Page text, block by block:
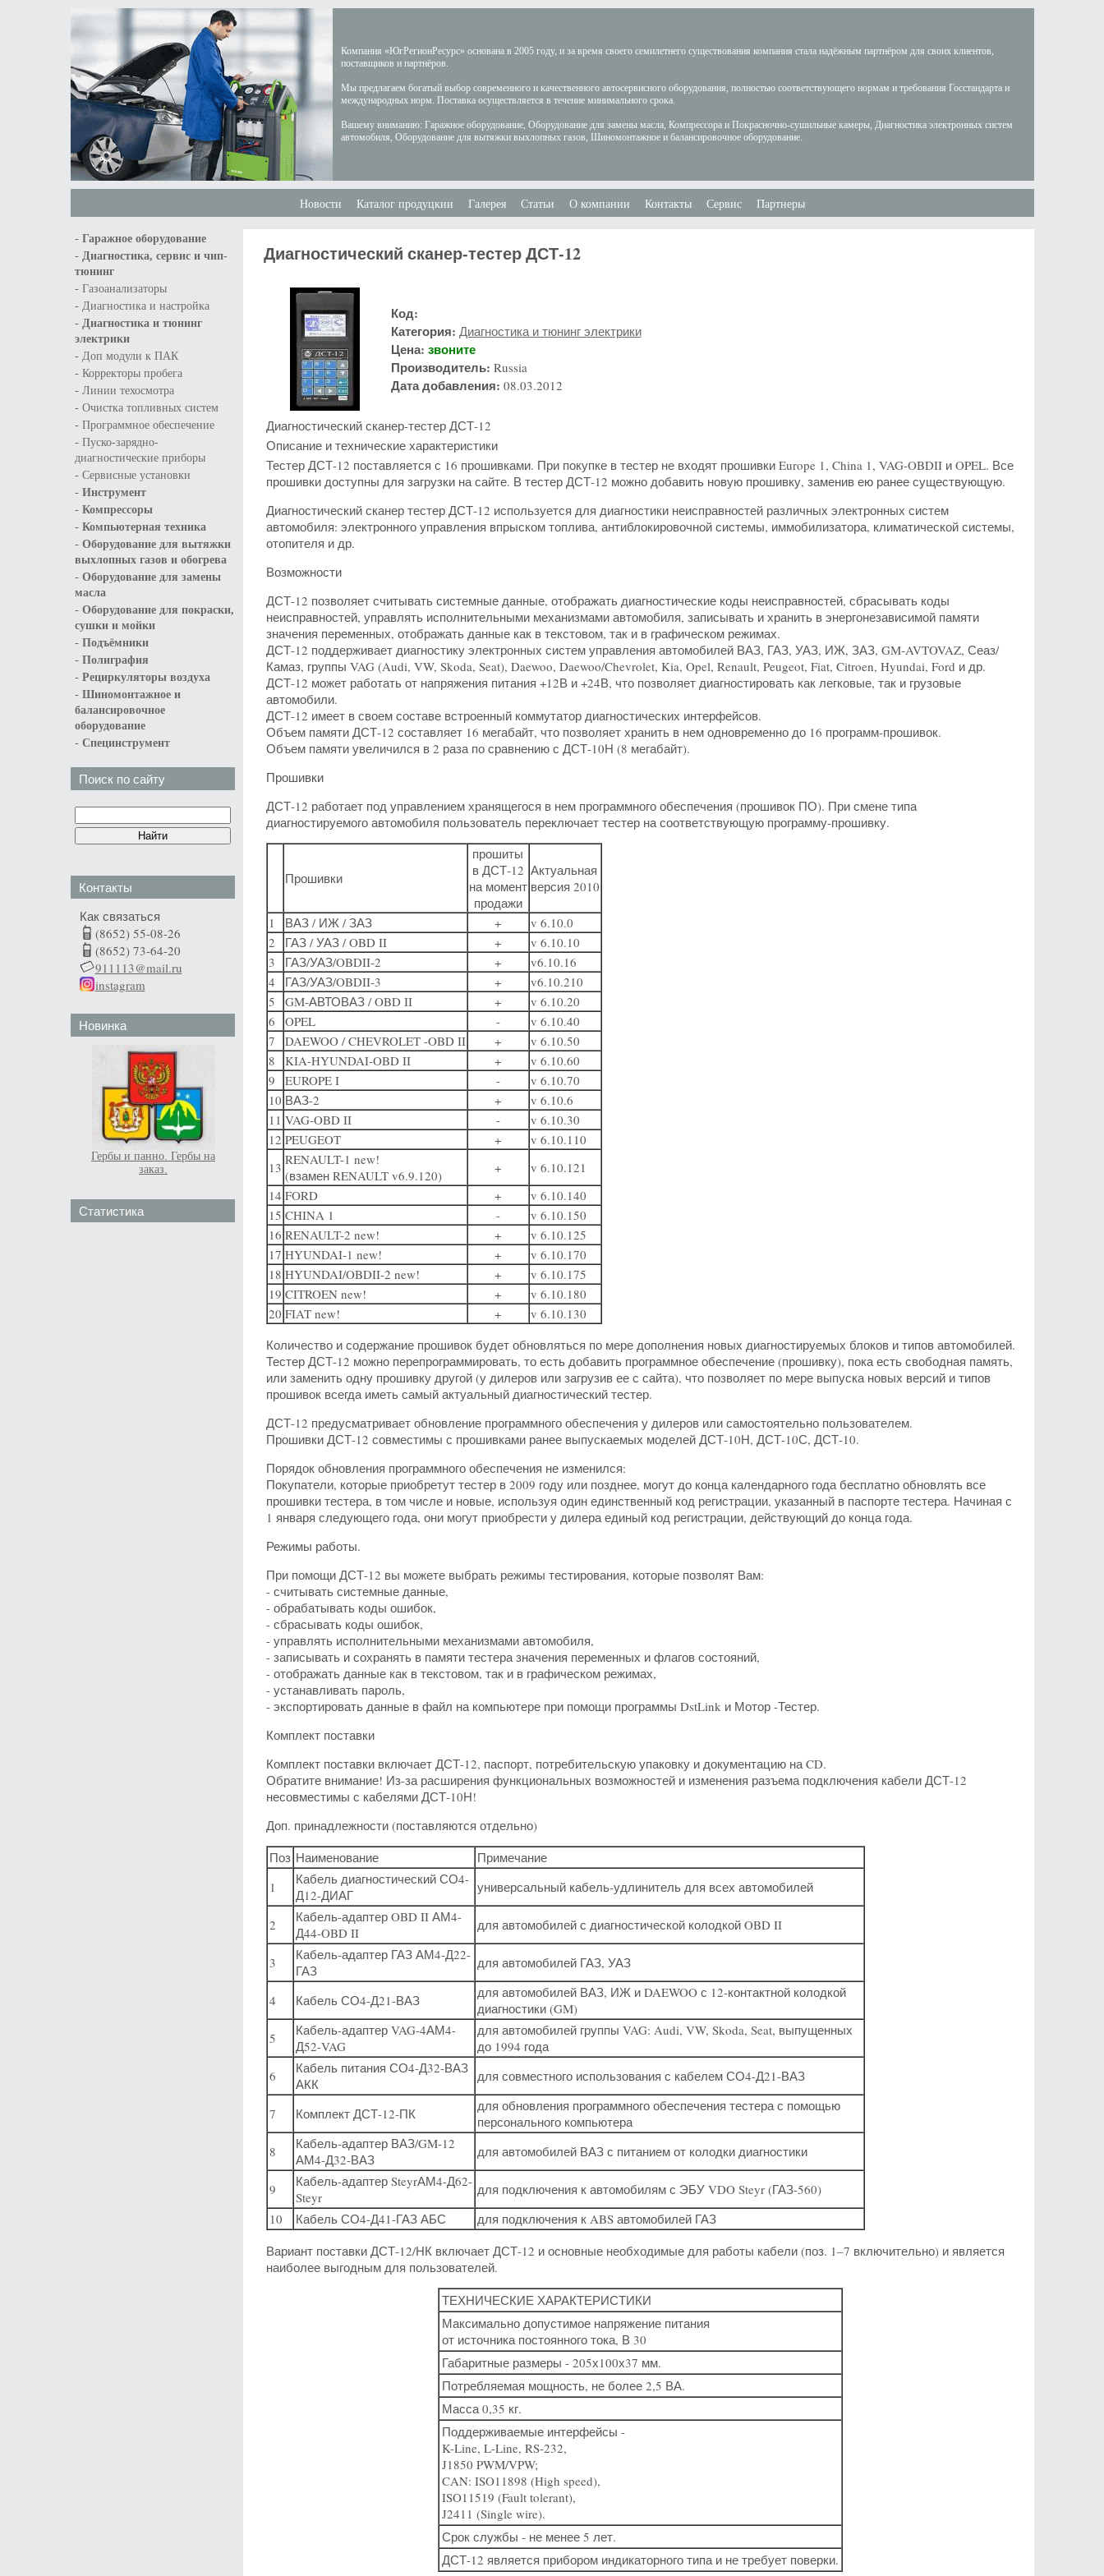
Компания «ЮгРегионРесурс» основана в 2005 году, и за время своего семилетнего существования компания стала надёжным партнёром для своих клиентов,
поставщиков и партнёров.
Мы предлагаем богатый выбор современного и качественного автосервисного оборудования, полностью соответствующего нормам и требования Госстандарта и
международных норм. Поставка осуществляется в течение минимального срока.
Вашему вниманию: Гаражное оборудование, Оборудование для замены масла, Компрессора и Покрасночно-сушильные камеры, Диагностика электронных систем
автомобиля, Оборудование для вытяжки выхлопных газов, Шиномонтажное и балансировочное оборудование.
Новости Каталог продуцкии Галерея Статьи О компании Контакты Сервис Партнеры
- Гаражное оборудование
- Диагностика, сервис и чип-
тюнинг
- Газоанализаторы
- Диагностика и настройка
- Диагностика и тюнинг
электрики
- Доп модули к ПАК
- Корректоры пробега
- Линии техосмотра
- Очистка топливных систем
- Программное обеспечение
- Пуско-зарядно-
диагностические приборы
- Сервисные установки
- Инструмент
- Компрессоры
- Компьютерная техника
- Оборудование для вытяжки
выхлопных газов и обогрева
- Оборудование для замены
масла
- Оборудование для покраски,
сушки и мойки
- Подъёмники
- Полиграфия
- Рециркуляторы воздуха
- Шиномонтажное и
балансировочное
оборудование
- Специнструмент
Поиск по сайту
Контакты
Как связаться
(8652) 55-08-26
(8652) 73-64-20
911113@mail.ru
instagram
Новинка
Гербы и панно. Гербы на
заказ.
Статистика
Диагностический сканер-тестер ДСТ-12
Код:
Категория: Диагностика и тюнинг электрики
Цена: звоните
Производитель: Russia
Дата добавления: 08.03.2012
Диагностический сканер-тестер ДСТ-12
Описание и технические характеристики
Тестер ДСТ-12 поставляется с 16 прошивками. При покупке в тестер не входят прошивки Europe 1, China 1, VAG-OBDII и OPEL. Все
прошивки доступны для загрузки на сайте. В тестер ДСТ-12 можно добавить новую прошивку, заменив ею ранее существующую.
Диагностический сканер тестер ДСТ-12 используется для диагностики неисправностей различных электронных систем
автомобиля: электронного управления впрыском топлива, антиблокировочной системы, иммобилизатора, климатической системы,
отопителя и др.
Возможности
ДСТ-12 позволяет считывать системные данные, отображать диагностические коды неисправностей, сбрасывать коды
неисправностей, управлять исполнительными механизмами автомобиля, записывать и хранить в энергонезависимой памяти
значения переменных, отображать данные как в текстовом, так и в графическом режимах.
ДСТ-12 поддерживает диагностику электронных систем управления автомобилей ВАЗ, ГАЗ, УАЗ, ИЖ, ЗАЗ, GM-AVTOVAZ, Сеаз/
Камаз, группы VAG (Audi, VW, Skoda, Seat), Daewoo, Daewoo/Chevrolet, Kia, Opel, Renault, Peugeot, Fiat, Citroen, Hyundai, Ford и др.
ДСТ-12 может работать от напряжения питания +12В и +24В, что позволяет диагностировать как легковые, так и грузовые
автомобили.
ДСТ-12 имеет в своем составе встроенный коммутатор диагностических интерфейсов.
Объем памяти ДСТ-12 составляет 16 мегабайт, что позволяет хранить в нем одновременно до 16 программ-прошивок.
Объем памяти увеличился в 2 раза по сравнению с ДСТ-10Н (8 мегабайт).
Прошивки
ДСТ-12 работает под управлением хранящегося в нем программного обеспечения (прошивок ПО). При смене типа
диагностируемого автомобиля пользователь переключает тестер на соответствующую программу-прошивку.
Прошивки
прошиты
в ДСТ-12
на момент
продажи
Актуальная
версия 2010
1 ВАЗ / ИЖ / ЗАЗ +
v 6.10.0
2
ГАЗ / УАЗ / OBD II +
v 6.10.10
3
ГАЗ/УАЗ/OBDII-2 +
v6.10.16
4
ГАЗ/УАЗ/OBDII-3 +
v6.10.210
5
GM-АВТОВАЗ / OBD II +
v 6.10.20
6
OPEL -
v 6.10.40
7
DAEWOO / CHEVROLET -OBD II +
v 6.10.50
8
KIA-HYUNDAI-OBD II +
v 6.10.60
9
EUROPE I -
v 6.10.70
10 ВАЗ-2 +
v 6.10.6
11 VAG-OBD II -
v 6.10.30
12 PEUGEOT +
v 6.10.110
13 RENAULT-1 new!
(взамен RENAULT v6.9.120)
+
v 6.10.121
14 FORD +
v 6.10.140
15 CHINA 1 -
v 6.10.150
16 RENAULT-2 new! +
v 6.10.125
17 HYUNDAI-1 new! +
v 6.10.170
18 HYUNDAI/OBDII-2 new! +
v 6.10.175
19 CITROEN new! +
v 6.10.180
20 FIAT new! +
v 6.10.130
Количество и содержание прошивок будет обновляться по мере дополнения новых диагностируемых блоков и типов автомобилей.
Тестер ДСТ-12 можно перепрограммировать, то есть добавить программное обеспечение (прошивку), пока есть свободная память,
или заменить одну прошивку другой (у дилеров или загрузив ее с сайта), что позволяет по мере выпуска новых версий и типов
прошивок всегда иметь самый актуальный диагностический тестер.
ДСТ-12 предусматривает обновление программного обеспечения у дилеров или самостоятельно пользователем.
Прошивки ДСТ-12 совместимы с прошивками ранее выпускаемых моделей ДСТ-10Н, ДСТ-10С, ДСТ-10.
Порядок обновления программного обеспечения не изменился:
Покупатели, которые приобретут тестер в 2009 году или позднее, могут до конца календарного года бесплатно обновлять все
прошивки тестера, в том числе и новые, используя один единственный код регистрации, указанный в паспорте тестера. Начиная с
1 января следующего года, они могут приобрести у дилера единый код регистрации, действующий до конца года.
Режимы работы.
При помощи ДСТ-12 вы можете выбрать режимы тестирования, которые позволят Вам:
- считывать системные данные,
- обрабатывать коды ошибок,
- сбрасывать коды ошибок,
- управлять исполнительными механизмами автомобиля,
- записывать и сохранять в памяти тестера значения переменных и флагов состояний,
- отображать данные как в текстовом, так и в графическом режимах,
- устанавливать пароль,
- экспортировать данные в файл на компьютере при помощи программы DstLink и Мотор -Тестер.
Комплект поставки
Комплект поставки включает ДСТ-12, паспорт, потребительскую упаковку и документацию на CD.
Обратите внимание! Из-за расширения функциональных возможностей и изменения разъема подключения кабели ДСТ-12
несовместимы с кабелями ДСТ-10Н!
Доп. принадлежности(поставляются отдельно)
Поз Наименование
Примечание
1
Кабель диагностический СО4-
Д12-ДИАГ
универсальный кабель-удлинитель для всех автомобилей
2
Кабель-адаптер OBD II АМ4-
Д44-OBD II
для автомобилей с диагностической колодкой OBD II
3
Кабель-адаптер ГАЗ АМ4-Д22-
ГАЗ
для автомобилей ГАЗ, УАЗ
4 Кабель СО4-Д21-ВАЗ
для автомобилей ВАЗ, ИЖ и DAEWOO с 12-контактной колодкой
диагностики (GM)
5
Кабель-адаптер VAG-4АМ4-
Д52-VAG
для автомобилей группы VAG: Audi, VW, Skoda, Seat, выпущенных
до 1994 года
6
Кабель питания СО4-Д32-ВАЗ
АКК
для совместного использования с кабелем СО4-Д21-ВАЗ
7 Комплект ДСТ-12-ПК
для обновления программного обеспечения тестера с помощью
персонального компьютера
8
Кабель-адаптер ВАЗ/GM-12
АМ4-Д32-ВАЗ
для автомобилей ВАЗ с питанием от колодки диагностики
9
Кабель-адаптер SteyrАМ4-Д62-
Steyr
для подключения к автомобилям с ЭБУ VDO Steyr (ГАЗ-560)
10
Кабель СО4-Д41-ГАЗ АБС
для подключения к ABS автомобилей ГАЗ
Вариант поставки ДСТ-12/НКвключает ДСТ-12 и основные необходимые для работы кабели (поз. 1–7 включительно) и является
наиболее выгодным для пользователей.
ТЕХНИЧЕСКИЕ ХАРАКТЕРИСТИКИ
Максимально допустимое напряжение питания
от источника постоянного тока, В 30
Габаритные размеры - 205х100х37 мм.
Потребляемая мощность, не более 2,5 ВА.
Масса 0,35 кг.
Поддерживаемые интерфейсы -
K-Line, L-Line, RS-232,
J1850 PWM/VPW;
CAN: ISO11898 (High speed),
ISO11519 (Fault tolerant),
J2411 (Single wire).
Срок службы - не менее 5 лет.
ДСТ-12 является прибором индикаторного типа и не требует поверки.